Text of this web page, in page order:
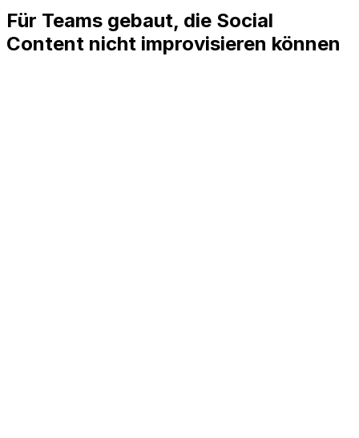
Für Teams gebaut, die Social
Content nicht improvisieren können
Prüfbereite Entwürfe